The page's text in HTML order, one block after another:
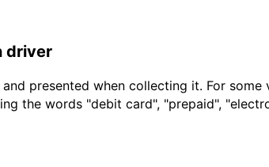
driver
presented when collecting it. For
the words "debit card", "prepaid",